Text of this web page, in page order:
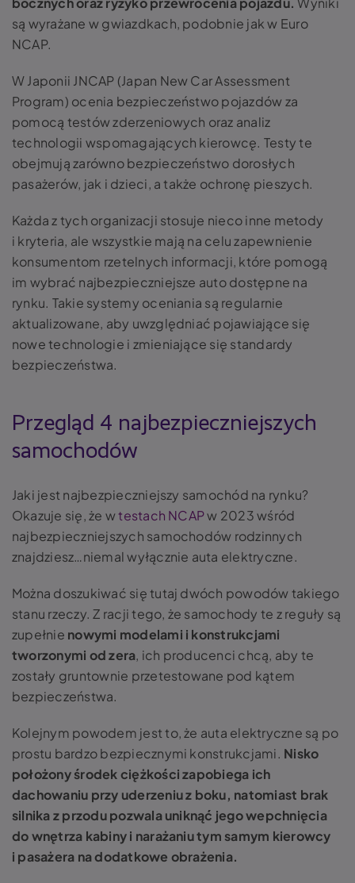
są wyrażane w gwiazdkach, podobnie jak w Euro
NCAP.
W Japonii JNCAP (Japan New Car Assessment
Program) ocenia bezpieczeństwo pojazdów za
pomocą testów zderzeniowych oraz analiz
technologii wspomagających kierowcę. Testy te
obejmują zarówno bezpieczeństwo dorosłych
pasażerów, jak i dzieci, a także ochronę pieszych.
Każda z tych organizacji stosuje nieco inne metody
i kryteria, ale wszystkie mają na celu zapewnienie
konsumentom rzetelnych informacji, które pomogą
im wybrać najbezpieczniejsze auto dostępne na
rynku. Takie systemy oceniania są regularnie
aktualizowane, aby uwzględniać pojawiające się
nowe technologie i zmieniające się standardy
bezpieczeństwa.
Przegląd 4 najbezpieczniejszych
samochodów
Jaki jest najbezpieczniejszy samochód na rynku?
Okazuje się, że wtestach NCAPw 2023 wśród
najbezpieczniejszych samochodów rodzinnych
znajdziesz…niemal wyłącznie auta elektryczne.
Można doszukiwać się tutaj dwóch powodów takiego
stanu rzeczy. Z racji tego, że samochody te z reguły są
zupełnie nowymi modelami i konstrukcjami
tworzonymi od zera, ich producenci chcą, aby te
zostały gruntownie przetestowane pod kątem
bezpieczeństwa.
Kolejnym powodem jest to, że auta elektryczne są po
prostu bardzo bezpiecznymi konstrukcjami. Nisko
położony środek ciężkości zapobiega ich
dachowaniu przy uderzeniu z boku, natomiast brak
silnika z przodu pozwala uniknąć jego wepchnięcia
do wnętrza kabiny i narażaniu tym samym kierowcy
i pasażera na dodatkowe obrażenia.